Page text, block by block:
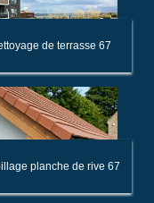
de terrasse 67
planche de rive 67